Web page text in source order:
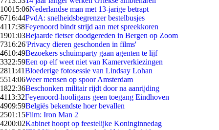
10015:06Nederlandse man met 13-jarige betrapt
6716:44PvdA: snelheidsbegrenzer bestelbusjes
4117:38Feyenoord bindt strijd aan met spreekkoren
1901:03Bejaarde fietser doodgereden in Bergen op Zoom
7316:26'Privacy dieren geschonden in films'
4610:49Bezoekers schuimparty gaan agenten te lijf
3322:59Een op elf weet niet van Kamerverkiezingen
2811:41Bloederige fotosessie van Lindsay Lohan
5514:06Weer mensen op spoor Amsterdam
1822:36Beschonken militair rijdt door na aanrijding
4113:32Feyenoord-hooligans geen toegang Eindhoven
4909:59Belgiës bekendste hoer bevallen
2501:15Film: Iron Man 2
4200:02Kabinet hoopt op feestelijke Koninginnedag